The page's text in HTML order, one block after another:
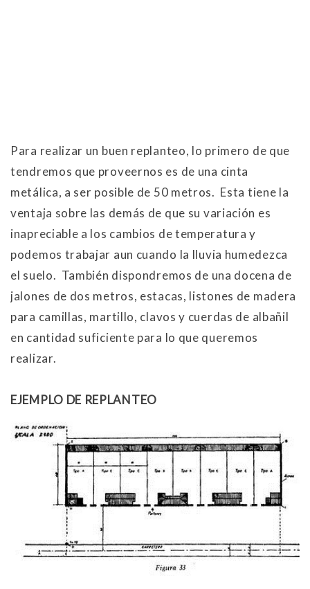
Para realizar un buen replanteo, lo primero de que
tendremos que proveernos es de una cinta
metálica, a ser posible de 50 metros. Esta tiene la
ventaja sobre las demás de que su variación es
inapreciable a los cambios de temperatura y
podemos trabajar aun cuando la lluvia humedezca
el suelo. También dispondremos de una docena de
jalones de dos metros, estacas, listones de madera
para camillas, martillo, clavos y cuerdas de albañil
en cantidad suficiente para lo que queremos
realizar.
EJEMPLO DE REPLANTEO